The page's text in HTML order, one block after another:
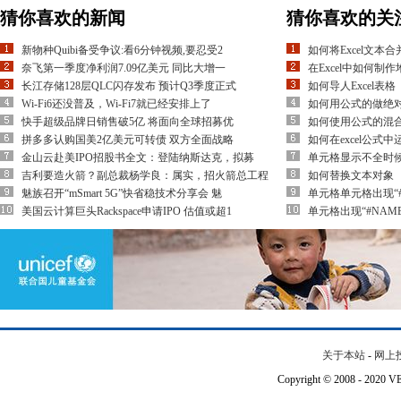
猜你喜欢的新闻
新物种Quibi备受争议:看6分钟视频,要忍受2
奈飞第一季度净利润7.09亿美元 同比大增一
长江存储128层QLC闪存发布 预计Q3季度正式
Wi-Fi6还没普及，Wi-Fi7就已经安排上了
快手超级品牌日销售破5亿 将面向全球招募优
拼多多认购国美2亿美元可转债 双方全面战略
金山云赴美IPO招股书全文：登陆纳斯达克，拟募
吉利要造火箭？副总裁杨学良：属实，招火箭总工程
魅族召开“mSmart 5G”快省稳技术分享会 魅
美国云计算巨头Rackspace申请IPO 估值或超1
猜你喜欢的关
如何将Excel文本合
在Excel中如何制作
如何导人Excel表格
如何用公式的做绝
如何使用公式的混
如何在excel公式中
单元格显示不全时
如何替换文本对象
单元格单元格出现
单元格出现
关于本站 - 网上
Copyright © 2008 - 2020